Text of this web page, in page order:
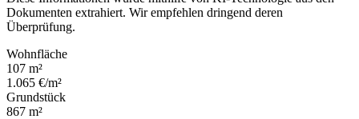
Dokumenten extrahiert. Wir empfehlen dringend deren
Überprüfung.
Wohnfläche
107 m²
1.065 €/m²
Grundstück
867 m²